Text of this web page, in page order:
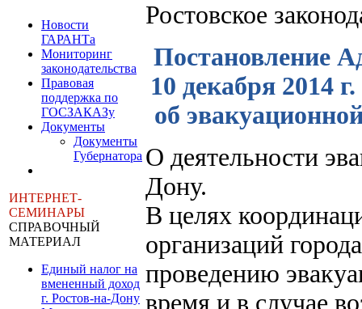
Новости
ГАРАНТа
Мониторинг
законодательства
Правовая
поддержка по
ГОСЗАКАЗу
Документы
Документы
Губернатора
ИНТЕРНЕТ-
СЕМИНАРЫ
СПРАВОЧНЫЙ
МАТЕРИАЛ
Единый налог на
вмененный доход
г. Ростов-на-Дону
Ростовское
Постановление
10 декабря 2014
об
О деятельности
Дону.
В целях
организаций
проведению
время и в случае